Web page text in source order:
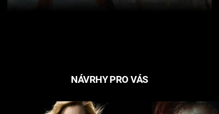
TV Program
NÁVRHY PRO VÁS